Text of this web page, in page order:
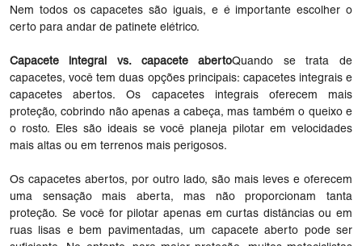
Nem todos os capacetes são iguais, e é importante escolher o
certo para andar de patinete elétrico.
Capacete integral vs. capacete abertoQuando se trata de
capacetes, você tem duas opções principais: capacetes integrais e
capacetes abertos. Os capacetes integrais oferecem mais
proteção, cobrindo não apenas a cabeça, mas também o queixo e
o rosto. Eles são ideais se você planeja pilotar em velocidades
mais altas ou em terrenos mais perigosos.
Os capacetes abertos, por outro lado, são mais leves e oferecem
uma sensação mais aberta, mas não proporcionam tanta
proteção. Se você for pilotar apenas em curtas distâncias ou em
ruas lisas e bem pavimentadas, um capacete aberto pode ser